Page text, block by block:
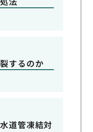
するのか
道管凍結対